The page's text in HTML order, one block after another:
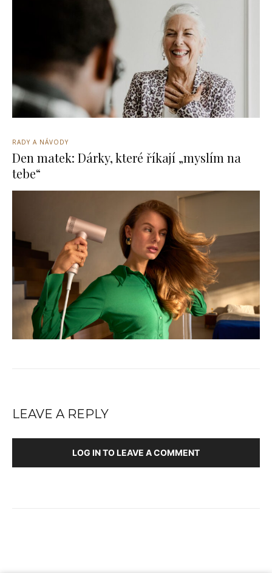
RADY A NÁVODY
Den matek: Dárky, které říkají „myslím na
tebe“
LEAVE A REPLY
LOG IN TO LEAVE A COMMENT